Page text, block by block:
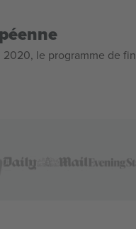
le programme de